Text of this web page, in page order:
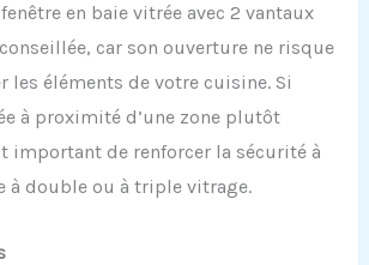
en baie vitrée avec 2 vantaux
car son ouverture ne risque
les éléments de votre cuisine. Si
à proximité d’une zone plutôt
important de renforcer la sécurité à
à double ou à triple vitrage.